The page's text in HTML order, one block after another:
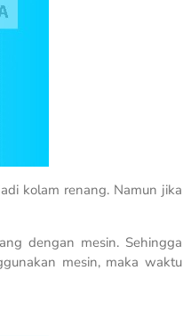
kolam renang. Namun jika
dengan mesin. Sehingga
mesin, maka waktu